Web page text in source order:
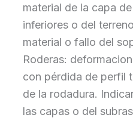
material de la capa
inferiores o del
material o fallo del
Roderas:
con pérdida de perfil
de la rodadura.
las capas o del